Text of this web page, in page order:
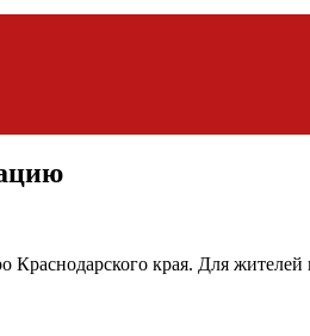
края. Для жителей